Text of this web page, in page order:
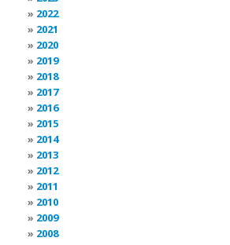
2022
2021
2020
2019
2018
2017
2016
2015
2014
2013
2012
2011
2010
2009
2008